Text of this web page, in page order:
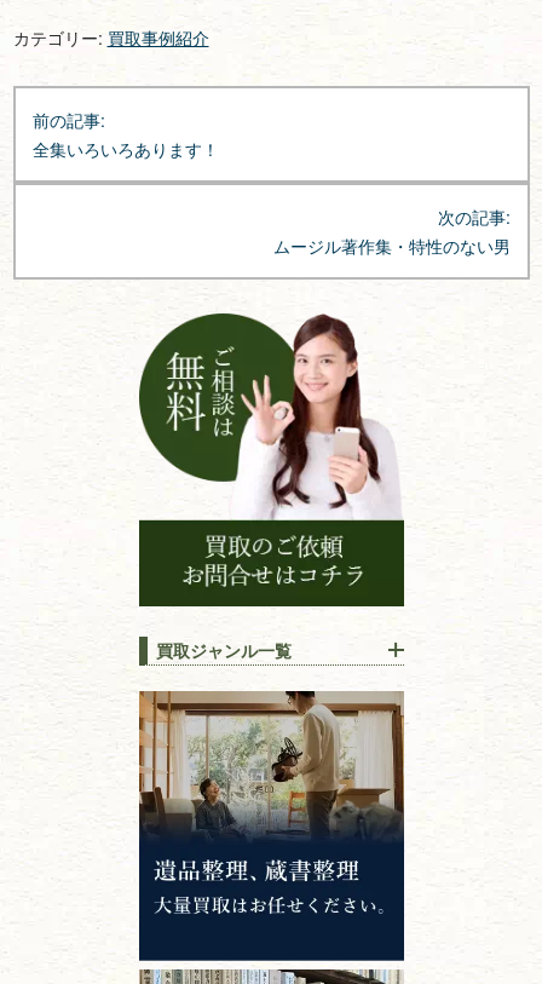
カテゴリー: 買取事例紹介
投
稿
ナ
前の記事:
全集いろいろあります！
次の記事:
ムージル著作集・特性のない男
買取ジャンル一覧
江戸時代の書物
唐本・漢籍・
中国書物・朝鮮本
錦絵・浮世絵・版画・刷り物
専門書・ 学術書
哲学書・思想書
心理学・倫理学